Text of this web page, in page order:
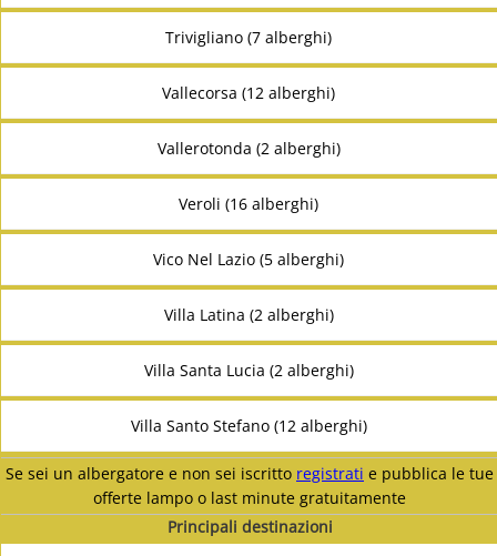
Trivigliano (7 alberghi)
Vallecorsa (12 alberghi)
Vallerotonda (2 alberghi)
Veroli (16 alberghi)
Vico Nel Lazio (5 alberghi)
Villa Latina (2 alberghi)
Villa Santa Lucia (2 alberghi)
Villa Santo Stefano (12 alberghi)
Se sei un albergatore e non sei iscritto registrati e pubblica le tue
offerte lampo o last minute gratuitamente
Principali destinazioni